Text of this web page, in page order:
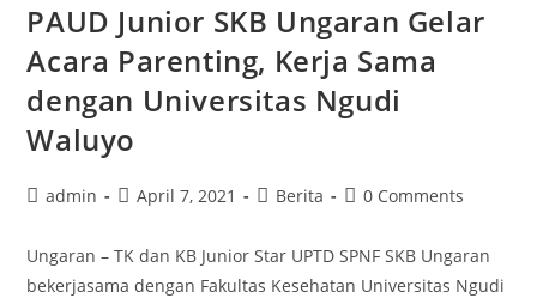
Menjadi
Beautypreneur
PAUD Junior SKB Ungaran Gelar
Acara Parenting, Kerja Sama
dengan Universitas Ngudi
Waluyo
Postadmin
PostApril 7, 2021
PostBerita
Post0 Comments
Ungaran – TK dan KB Junior Star UPTD SPNF SKB Ungaran
bekerjasama dengan Fakultas Kesehatan Universitas Ngudi